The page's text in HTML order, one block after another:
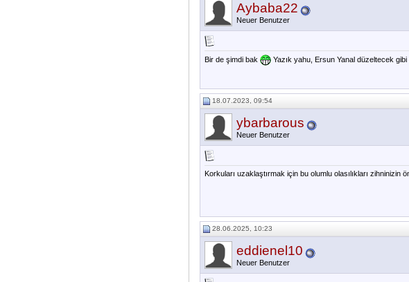
Aybaba22
Neuer Benutzer
Bir de şimdi bak Yazık yahu, Ersun Yanal düzeltecek
18.07.2023, 09:54
ybarbarous
Neuer Benutzer
Korkuları uzaklaştırmak için bu olumlu olasılıkları zihninizin
28.06.2025, 10:23
eddienel10
Neuer Benutzer